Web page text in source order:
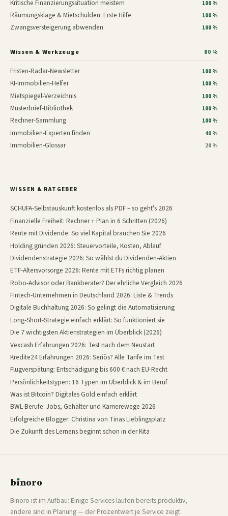
Kritische Finanzierungssituation meistern 100 %
Räumungsklage & Mietschulden: Erste Hilfe 100 %
Zwangsversteigerung abwenden 100 %
Wissen & Werkzeuge 80 %
Fristen-Radar-Newsletter 100 %
KI-Immobilien-Helfer 100 %
Mietspiegel-Verzeichnis 100 %
Musterbrief-Bibliothek 100 %
Rechner-Sammlung 100 %
Immobilien-Experten finden 40 %
Immobilien-Glossar 20 %
WISSEN & RATGEBER
SCHUFA-Selbstauskunft kostenlos als PDF – so geht's 2026
Finanzielle Freiheit: Rechner + Plan in 6 Schritten (2026)
Rente mit Dividende: So viel Kapital brauchen Sie 2026
Holding gründen 2026: Steuervorteile, Kosten, Ablauf
Dividendenstrategie 2026: So wählst du Dividenden-Aktien
ETF-Altersvorsorge 2026: Rente mit ETFs richtig planen
Robo-Advisor oder Bankberater? Der ehrliche Vergleich 2026
Fintech-Unternehmen in Deutschland 2026: Liste & Trends
Digitale Buchhaltung 2026: So gelingt die Automatisierung
Long-Short-Strategie einfach erklärt: So funktioniert sie
Die 7 wichtigsten Aktienstrategien im Überblick (2026)
Vexcash Erfahrungen 2026: Test nach dem Neustart
Kredite24 Erfahrungen 2026: Seriös? Alle Tarife im Test
Flugverspätung: Entschädigung bis 600 € nach EU-Recht
Persönlichkeitstypen: 16 Typen im Überblick & im Beruf
Was ist Bitcoin? Digitales Gold einfach erklärt
BWL-Berufe: Jobs, Gehälter und Karrierewege 2026
Erfolgreiche Blogger: Christina von Tinas Lieblingsplatz
Die Zukunft des Lernens beginnt schon in der Kita
bınoro
Binoro ist im Aufbau: Einige Services laufen bereits produktiv,
andere sind in Planung — der Prozentwert je Service zeigt